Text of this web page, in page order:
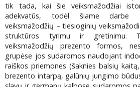
tik tada, kai šie veiksmažodžiai
adekvatūs, todėl šiame darbe
veiksmažodžių – tiesioginių
struktūros tyrimu ir gretinimu.
veiksmažodžių prezento formos,
grupėse jos sudaromos naudojant
raiškos priemones (šaknies balsių
brezento intarpą, galūnių jungimo